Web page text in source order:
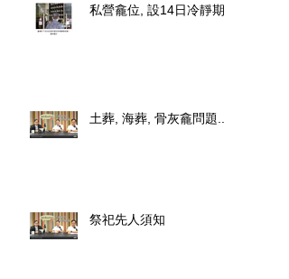
私營龕位, 設14日冷靜期
土葬, 海葬, 骨灰龕問題..
祭祀先人須知